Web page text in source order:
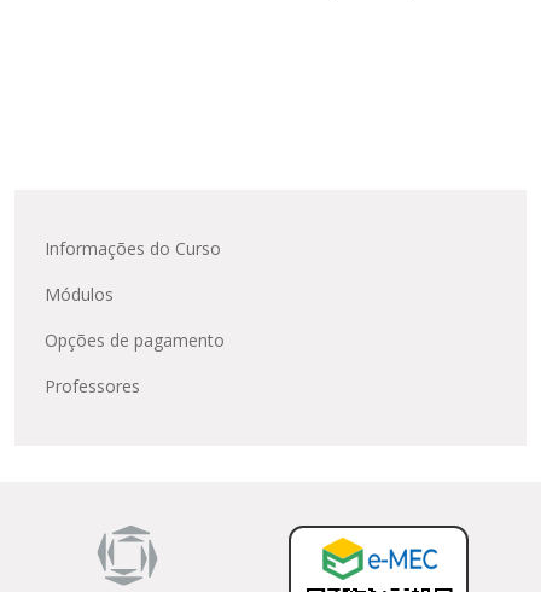
Informações do Curso
Módulos
Opções de pagamento
Professores